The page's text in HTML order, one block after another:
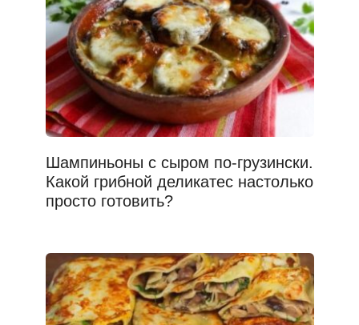
Шампиньоны с сыром по-грузински.
Какой грибной деликатес настолько
просто готовить?